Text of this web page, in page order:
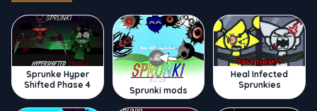
Sprunke Hyper
Shifted Phase 4
Sprunki mods
Heal Infected
Sprunkies